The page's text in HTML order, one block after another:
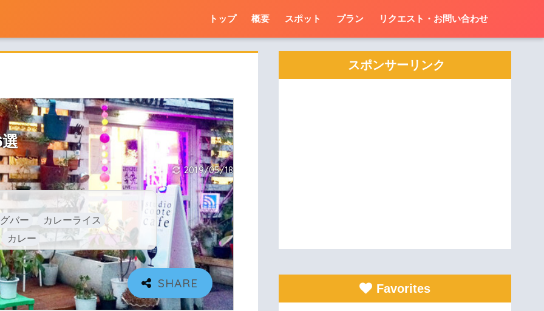
トップ 概要 スポット プラン リクエスト・お問い合わせ
2019/05/18
バー
カレーライス
カレー
スポンサーリンク
Favorites